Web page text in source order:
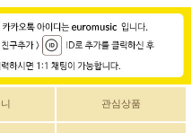
관심상품